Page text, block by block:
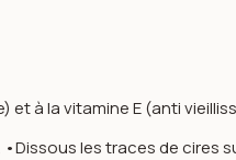
à la vitamine E (anti
les traces de cires